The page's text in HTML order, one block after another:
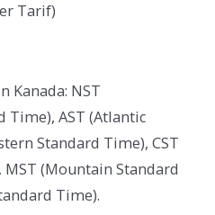
Tarif)
Kanada: NST
Time), AST (Atlantic
Standard Time), CST
(Mountain Standard
Time).